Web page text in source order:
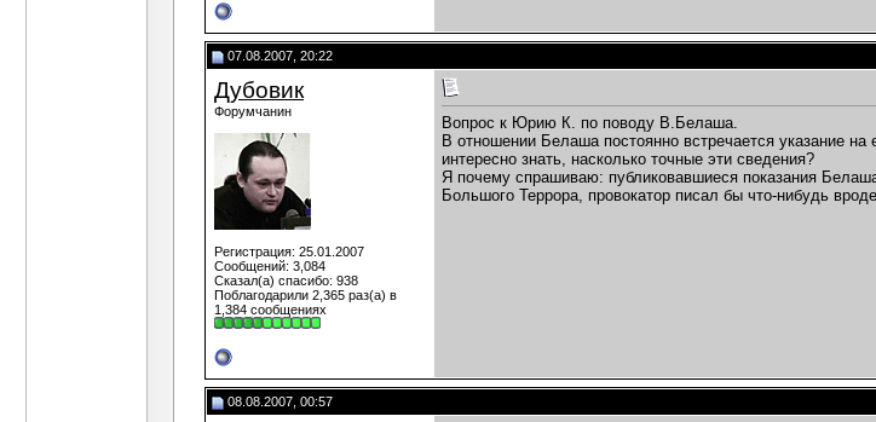
07.08.2007, 20:22
Дубовик
Форумчанин
Регистрация: 25.01.2007
Сообщений: 3,084
Сказал(а) спасибо: 938
Поблагодарили 2,365 раз(а) в
1,384 сообщениях
Вопрос к Юрию К. по поводу В.Белаша.
В отношении Белаша постоянно встречается указание
интересно знать, насколько точные эти сведения?
Я почему спрашиваю: публиковавшиеся показания
Большого Террора, провокатор писал бы что-нибудь
08.08.2007, 00:57